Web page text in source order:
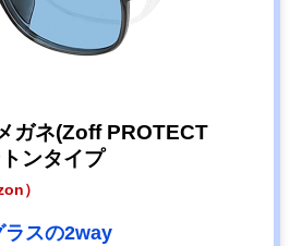
ガネ(Zoff PROTECT
ンタイプ
）
ラスの2way